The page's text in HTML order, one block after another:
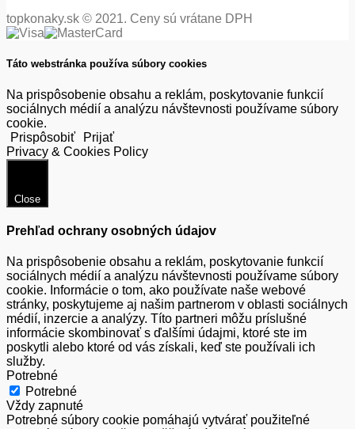
topkonaky.sk © 2021. Ceny sú vrátane DPH
Táto webstránka používa súbory cookies
Na prispôsobenie obsahu a reklám, poskytovanie funkcií
sociálnych médií a analýzu návštevnosti používame súbory
cookie.
Prispôsobiť
Prijať
Privacy & Cookies Policy
Close
Prehľad ochrany osobných údajov
Na prispôsobenie obsahu a reklám, poskytovanie funkcií
sociálnych médií a analýzu návštevnosti používame súbory
cookie. Informácie o tom, ako používate naše webové
stránky, poskytujeme aj našim partnerom v oblasti sociálnych
médií, inzercie a analýzy. Títo partneri môžu príslušné
informácie skombinovať s ďalšími údajmi, ktoré ste im
poskytli alebo ktoré od vás získali, keď ste používali ich
služby.
Potrebné
Potrebné
Vždy zapnuté
Potrebné súbory cookie pomáhajú vytvárať použiteľné